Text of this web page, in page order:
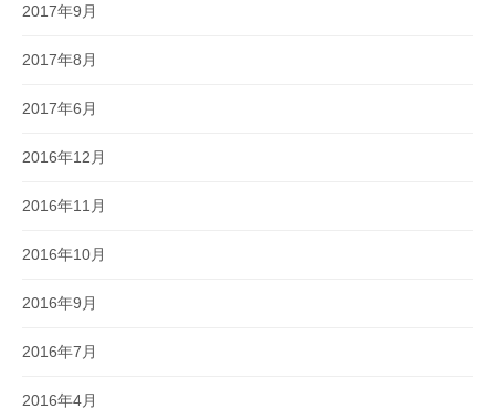
2017年9月
2017年8月
2017年6月
2016年12月
2016年11月
2016年10月
2016年9月
2016年7月
2016年4月